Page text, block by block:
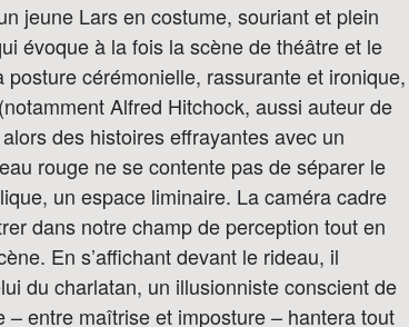
jeune Lars en costume, souriant et plein
évoque à la fois la scène de théâtre et le
posture cérémonielle, rassurante et ironique,
Alfred Hitchock, aussi auteur de
des histoires effrayantes avec un
rouge ne se contente pas de séparer le
un espace liminaire. La caméra cadre
dans notre champ de perception tout en
En s’affichant devant le rideau, il
du charlatan, un illusionniste conscient de
entre maîtrise et imposture – hantera tout